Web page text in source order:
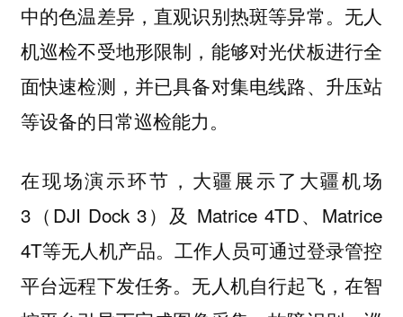
中的色温差异，直观识别热斑等异常。无人
机巡检不受地形限制，能够对光伏板进行全
面快速检测，并已具备对集电线路、升压站
等设备的日常巡检能力。
在现场演示环节，大疆展示了大疆机场
3（DJI Dock 3）及 Matrice 4TD、Matrice
4T等无人机产品。工作人员可通过登录管控
平台远程下发任务。无人机自行起飞，在智